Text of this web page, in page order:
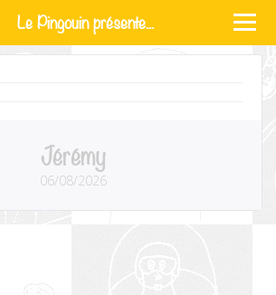
Le Pingouin présente...
Jérémy
06/08/2026